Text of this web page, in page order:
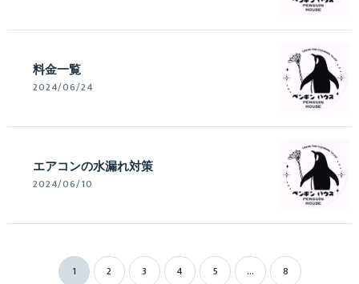
料金一覧
2024/06/24
エアコンの水漏れ対策
2024/06/10
1 2 3 4 5 ... 8